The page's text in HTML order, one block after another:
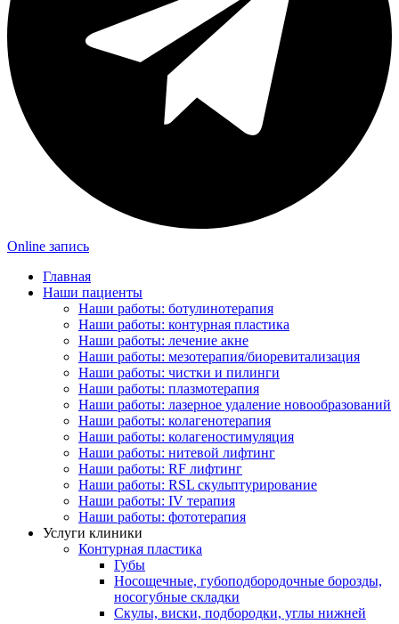
Online запись
Главная
Наши пациенты
Наши работы: ботулинотерапия
Наши работы: контурная пластика
Наши работы: лечение акне
Наши работы: мезотерапия/биоревитализация
Наши работы: чистки и пилинги
Наши работы: плазмотерапия
Наши работы: лазерное удаление новообразований
Наши работы: колагенотерапия
Наши работы: колагеностимуляция
Наши работы: нитевой лифтинг
Наши работы: RF лифтинг
Наши работы: RSL скульптурирование
Наши работы: IV терапия
Наши работы: фототерапия
Услуги клиники
Контурная пластика
Губы
Носощечные, губоподбородочные борозды,
носогубные складки
Скулы, виски, подбородки, углы нижней